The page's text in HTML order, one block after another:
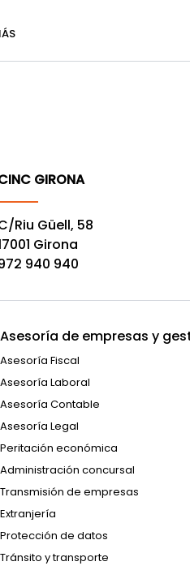
GIRONA
Riu Güell, 58
Girona
940 940
Asesoría de empresas y
Asesoría Fiscal
Asesoría Laboral
Asesoría Contable
Asesoría Legal
Peritación económica
Administración concursal
Transmisión de empresas
Extranjería
Protección de datos
Tránsito y transporte